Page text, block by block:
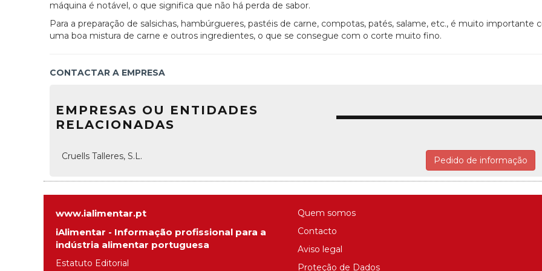
máquina é notável, o que significa que não há perda de sabor.
Para a preparação de salsichas, hambúrgueres, pastéis de carne, compotas, patés, salame, etc., é muito importante
uma boa mistura de carne e outros ingredientes, o que se consegue com o corte muito fino.
CONTACTAR A EMPRESA
EMPRESAS OU ENTIDADES
RELACIONADAS
Cruells Talleres, S.L. Pedido de informação
www.ialimentar.pt
iAlimentar - Informação profissional para a
indústria alimentar portuguesa
Estatuto Editorial
Quem somos
Contacto
Aviso legal
Proteção de Dados